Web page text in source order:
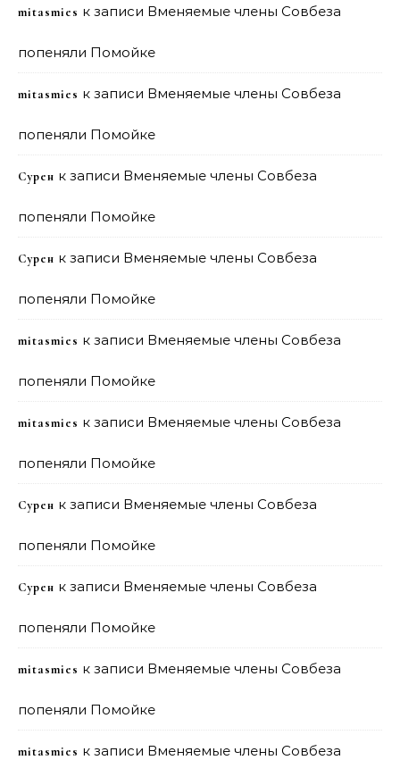
mitasmies к записи Вменяемые члены Совбеза
попеняли Помойке
mitasmies к записи Вменяемые члены Совбеза
попеняли Помойке
Сурен к записи Вменяемые члены Совбеза
попеняли Помойке
Сурен к записи Вменяемые члены Совбеза
попеняли Помойке
mitasmies к записи Вменяемые члены Совбеза
попеняли Помойке
mitasmies к записи Вменяемые члены Совбеза
попеняли Помойке
Сурен к записи Вменяемые члены Совбеза
попеняли Помойке
Сурен к записи Вменяемые члены Совбеза
попеняли Помойке
mitasmies к записи Вменяемые члены Совбеза
попеняли Помойке
mitasmies к записи Вменяемые члены Совбеза